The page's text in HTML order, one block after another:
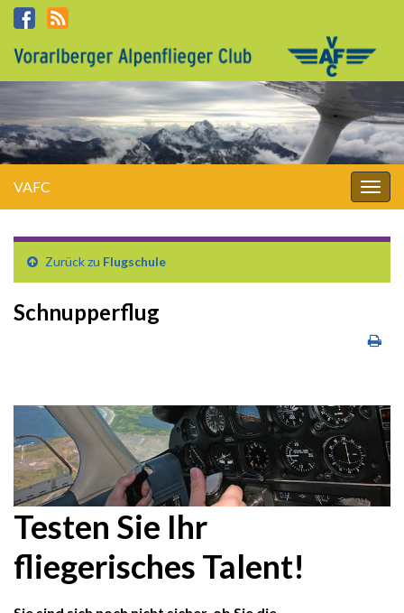
VAFC
Zurück zu Flugschule
Schnupperflug
Testen Sie Ihr
fliegerisches Talent!